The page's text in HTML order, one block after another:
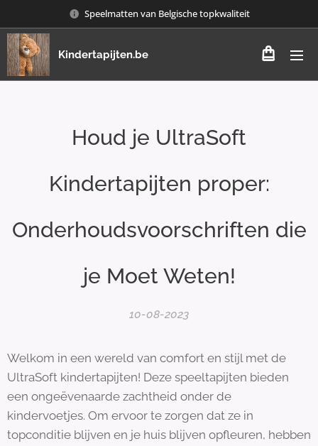
Speelmatten van Belgische topkwaliteit
Kindertapijten.be
Houd je UltraSoft
Kindertapijten proper:
Onderhoudsvoorschriften die
je Moet Weten!
10-08-2023
Welkom in een wereld van comfort en stijl met de
UltraSoft kindertapijten! Deze speeltapijten bieden
een ongeëvenaarde zachtheid onder de
kindervoetjes. Om ervoor te zorgen dat ze in
topconditie blijven en je huis blijven opfleuren, hebben